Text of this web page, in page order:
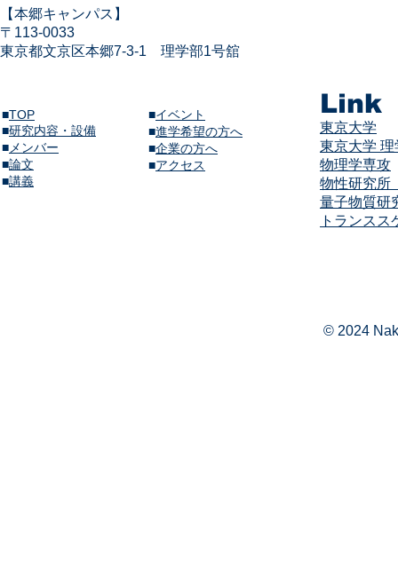
​【本郷キャンパス】
〒113-0033
東京都文京区本郷7-3-1
理学部1号舘
■TOP
■研究内容・設備
■ メンバー
​■論文
​■講義​
■イベント
​■進学希望の方へ
■企業の方へ
​■アクセス
Link
東京大学
東京大学
物理学専攻
物性研究所
量子物質研
トランス
© 2024